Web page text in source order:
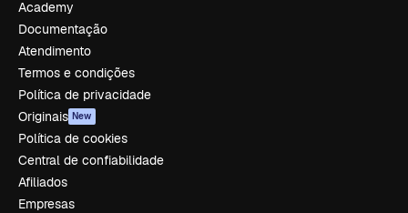
Academy
Documentação
Atendimento
Termos e condições
Política de privacidade
Originais New
Política de cookies
Central de confiabilidade
Afiliados
Empresas